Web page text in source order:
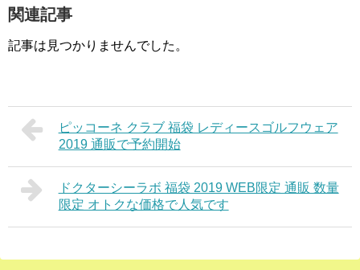
関連記事
記事は見つかりませんでした。
ピッコーネ クラブ 福袋 レディースゴルフウェア
2019 通販で予約開始
ドクターシーラボ 福袋 2019 WEB限定 通販 数量
限定 オトクな価格で人気です